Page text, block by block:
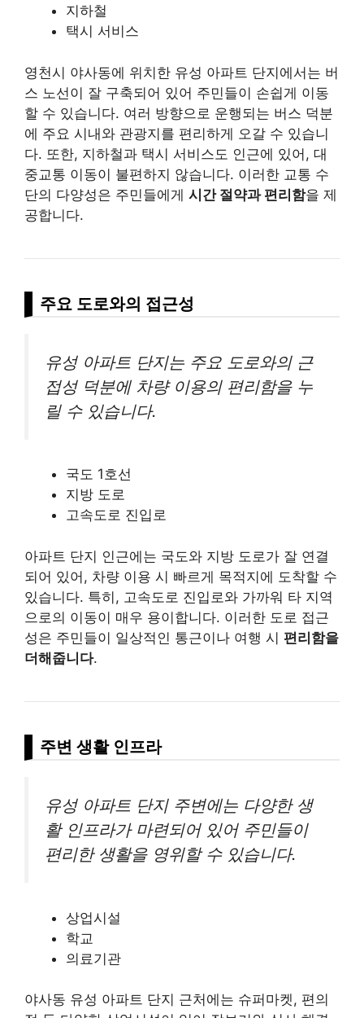
지하철
택시 서비스
영천시 야사동에 위치한 유성 아파트 단지에서는 버
스 노선이 잘 구축되어 있어 주민들이 손쉽게 이동
할 수 있습니다. 여러 방향으로 운행되는 버스 덕분
에 주요 시내와 관광지를 편리하게 오갈 수 있습니
다. 또한, 지하철과 택시 서비스도 인근에 있어, 대
중교통 이동이 불편하지 않습니다. 이러한 교통 수
단의 다양성은 주민들에게 시간 절약과 편리함을 제
공합니다.
주요 도로와의 접근성
유성 아파트 단지는 주요 도로와의 근
접성 덕분에 차량 이용의 편리함을 누
릴 수 있습니다.
국도 1호선
지방 도로
고속도로 진입로
아파트 단지 인근에는 국도와 지방 도로가 잘 연결
되어 있어, 차량 이용 시 빠르게 목적지에 도착할 수
있습니다. 특히, 고속도로 진입로와 가까워 타 지역
으로의 이동이 매우 용이합니다. 이러한 도로 접근
성은 주민들이 일상적인 통근이나 여행 시 편리함을
더해줍니다.
주변 생활 인프라
유성 아파트 단지 주변에는 다양한 생
활 인프라가 마련되어 있어 주민들이
편리한 생활을 영위할 수 있습니다.
상업시설
학교
의료기관
야사동 유성 아파트 단지 근처에는 슈퍼마켓, 편의